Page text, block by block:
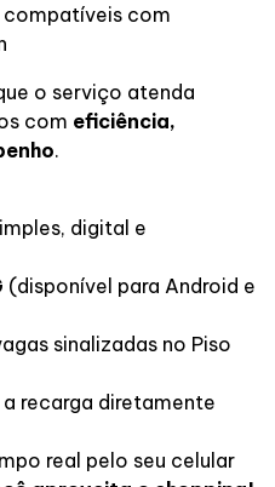
compatíveis com
o serviço atenda
com eficiência,
.
digital e
(disponível para Android e
sinalizadas no Piso
recarga diretamente
real pelo seu celular